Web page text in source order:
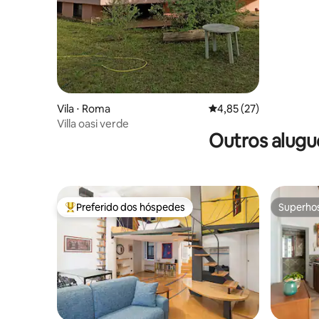
Vila ⋅ Roma 4,85 de uma avaliação
4,85 (27)
Villa oasi verde
Outros
Entre os melhores preferidos dos hóspedes
Preferido dos hóspedes